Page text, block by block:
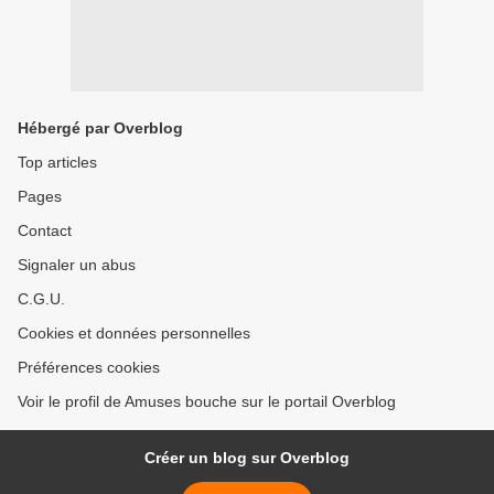
Hébergé par Overblog
Top articles
Pages
Contact
Signaler un abus
C.G.U.
Cookies et données personnelles
Préférences cookies
Voir le profil de Amuses bouche sur le portail Overblog
Créer un blog sur Overblog